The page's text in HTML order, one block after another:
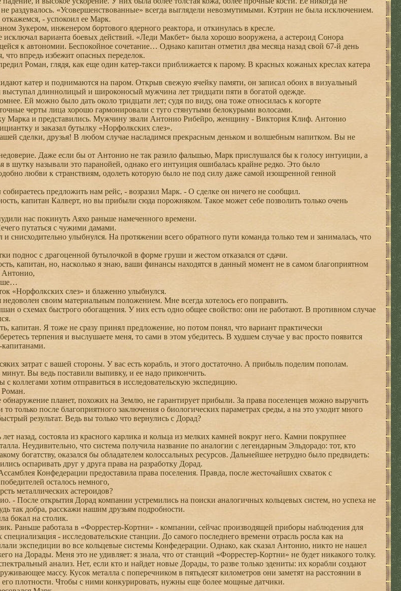
раздувалось. «Усовершенствованные» всегда выглядели невозмутимыми. Кэтрин не была исключением.
- успокоил ее Марк.
Зукером, инженером бортового ядерного реактора, и откинулась в кресле.
варианта боевых действий. «Леди Макбет» была хорошо вооружена, а астероид Сонора
к автономии. Беспокойное сочетание… Однако капитан отметил два месяца назад свой 67-й день
что впредь избежит опасных переделок.
Роман, глядя, как еще один катер-такси приближается к парому. В красных кожаных креслах катера
катер и поднимаются на паром. Открыв свежую ячейку памяти, он записал обоих в визуальный
длиннолицый и широконосый мужчина лет тридцати пяти в богатой одежде.
Ей можно было дать около тридцати лет; судя по виду, она тоже относилась к когорте
черты лица хорошо гармонировали с туго стянутыми белокурыми волосами.
Марка и представились. Мужчину звали Антонио Рибейро, женщину - Виктория Клиф. Антонио
и заказал бутылку «Норфолкских слез».
сделки, друзья! В любом случае насладимся прекрасным деньком и волшебным напитком. Вы не
Даже если бы от Антонио не так разило фальшью, Марк прислушался бы к голосу интуиции, а
в шутку называли это паранойей, однако его интуиция ошибалась крайне редко. Это было
любви к странствиям, одолеть которую было не под силу даже самой изощренной генной
предложить нам рейс, - возразил Марк. - О сделке он ничего не сообщил.
капитан Калверт, но вы прибыли сюда порожняком. Такое может себе позволить только очень
нас покинуть Аяхо раньше намеченного времени.
путаться с чужими дамами.
снисходительно улыбнулся. На протяжении всего обратного пути команда только тем и занималась, что
поднос с драгоценной бутылочкой в форме груши и жестом отказался от сдачи.
капитан, но, насколько я знаю, ваши финансы находятся в данный момент не в самом благоприятном
Антонио,
«Норфолкских слез» и блаженно улыбнулся.
своим материальным положением. Мне всегда хотелось его поправить.
о схемах быстрого обогащения. У них есть одно общее свойство: они не работают. В противном случае
капитан. Я тоже не сразу принял предложение, но потом понял, что вариант практически
терпения и выслушаете меня, то сами в этом убедитесь. В худшем случае у вас просто появится
капитанами.
затрат с вашей стороны. У вас есть корабль, и этого достаточно. А прибыль поделим пополам.
Вы ведь поставили выпивку, и ее надо прикончить.
коллегами хотим отправиться в исследовательскую экспедицию.
Роман.
планет, похожих на Землю, не гарантирует прибыли. За права поселенцев можно выручить
только после благоприятного заключения о биологических параметрах среды, а на это уходит много
результат. Ведь вы только что вернулись с Дорад?
назад, состояла из красного карлика и кольца из мелких камней вокруг него. Камни покрупнее
Неудивительно, что система получила название по аналогии с легендарным Эльдорадо: тот, кто
богатству, оказался бы обладателем колоссальных ресурсов. Дальнейшее нетрудно было предвидеть:
оспаривать друг у друга права на разработку Дорад.
Конфедерации предоставила права поселения. Правда, после жесточайших схваток с
осталось немного,
металлических астероидов?
- После открытия Дорад компании устремились на поиски аналогичных кольцевых систем, но успеха не
так добра, расскажи нашим друзьям подробности.
бокал на столик.
Раньше работала в «Форрестер-Кортни» - компании, сейчас производящей приборы наблюдения для
специализация - исследовательские станции. До самого последнего времени отрасль росла как на
экспедиции во все кольцевые системы Конфедерации. Однако, как сказал Антонио, никто не нашел
на Дорады. Меня это не удивляет: я знала, что от станций «Форрестер-Кортни» не будет никакого толку.
анализ. Нет, если кто и найдет новые Дорады, то разве только эдениты: их корабли создают
массу. Кусок металла с поперечником в пятьдесят километров они заметят на расстоянии в
плотности. Чтобы с ними конкурировать, нужны еще более мощные датчики.